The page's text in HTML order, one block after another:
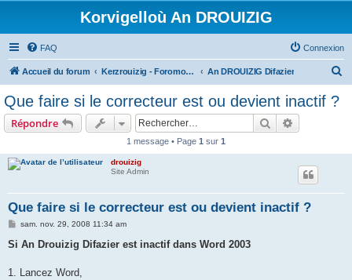
Korvigelloù An DROUIZIG
FAQ Connexion
Accueil du forum Kerzrouizig - Foromoù An Drouizig An DROUIZIG Difazier
Que faire si le correcteur est ou devient inactif ?
Répondre Rechercher
1 message • Page 1 sur 1
drouizig
Site Admin
Que faire si le correcteur est ou devient inactif ?
M
s
g
sam. nov. 29, 2008 11:34 am
Si An Drouizig Difazier est inactif dans Word 2003
1. Lancez Word,